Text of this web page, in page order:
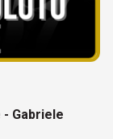
Gabriele